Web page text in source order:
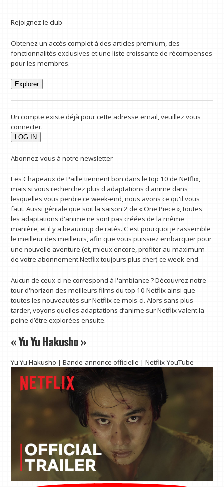
Rejoignez le club
Obtenez un accès complet à des articles premium, des
fonctionnalités exclusives et une liste croissante de récompenses
pour les membres.
Explorer
Un compte existe déjà pour cette adresse email, veuillez vous
connecter.
Abonnez-vous à notre newsletter
Les Chapeaux de Paille tiennent bon dans le top 10 de Netflix,
mais si vous recherchez plus d'adaptations d'anime dans
lesquelles vous perdre ce week-end, nous avons ce qu'il vous
faut. Aussi géniale que soit la saison 2 de « One Piece », toutes
les adaptations d'anime ne sont pas créées de la même
manière, et il y a beaucoup de ratés. C'est pourquoi je rassemble
le meilleur des meilleurs, afin que vous puissiez embarquer pour
une nouvelle aventure (et, mieux encore, profiter au maximum
de votre abonnement Netflix toujours plus cher) ce week-end.
Aucun de ceux-ci ne correspond à l'ambiance ? Découvrez notre
tour d'horizon des meilleurs films du top 10 Netflix ainsi que
toutes les nouveautés sur Netflix ce mois-ci. Alors sans plus
tarder, voyons quelles adaptations d’anime sur Netflix valent la
peine d’être explorées ensuite.
« Yu Yu Hakusho »
Yu Yu Hakusho | Bande-annonce officielle | Netflix-YouTube